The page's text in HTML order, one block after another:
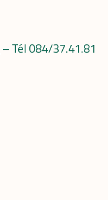
– Tél 084/37.41.81